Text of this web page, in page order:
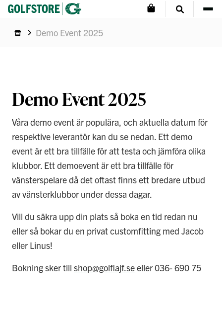
Demo Event 2025
Demo Event 2025
Våra demo event är populära, och aktuella datum för
respektive leverantör kan du se nedan. Ett demo
event är ett bra tillfälle för att testa och jämföra olika
klubbor. Ett demoevent är ett bra tillfälle för
vänsterspelare då det oftast finns ett bredare utbud
av vänsterklubbor under dessa dagar.
Vill du säkra upp din plats så boka en tid redan nu
eller så bokar du en privat customfitting med Jacob
eller Linus!
Bokning sker till shop@golflajf.seeller 036- 690 75